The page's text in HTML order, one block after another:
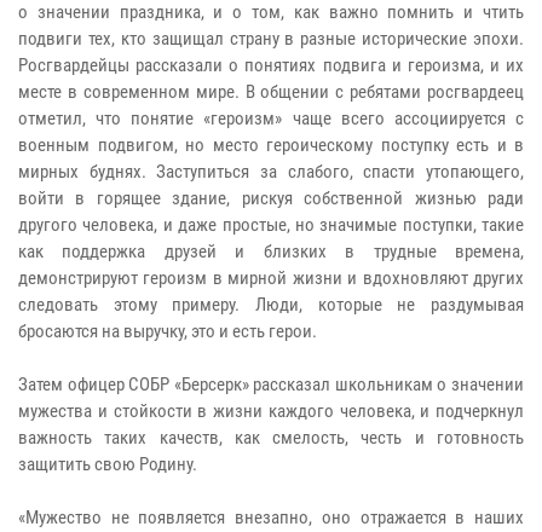
о значении праздника, и о том, как важно помнить и чтить
подвиги тех, кто защищал страну в разные исторические эпохи.
Росгвардейцы рассказали о понятиях подвига и героизма, и их
месте в современном мире. В общении с ребятами росгвардеец
отметил, что понятие «героизм» чаще всего ассоциируется с
военным подвигом, но место героическому поступку есть и в
мирных буднях. Заступиться за слабого, спасти утопающего,
войти в горящее здание, рискуя собственной жизнью ради
другого человека, и даже простые, но значимые поступки, такие
как поддержка друзей и близких в трудные времена,
демонстрируют героизм в мирной жизни и вдохновляют других
следовать этому примеру. Люди, которые не раздумывая
бросаются на выручку, это и есть герои.
Затем офицер СОБР «Берсерк» рассказал школьникам о значении
мужества и стойкости в жизни каждого человека, и подчеркнул
важность таких качеств, как смелость, честь и готовность
защитить свою Родину.
«Мужество не появляется внезапно, оно отражается в наших